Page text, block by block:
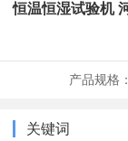
恒温恒湿试验机
产品规格：
关键词